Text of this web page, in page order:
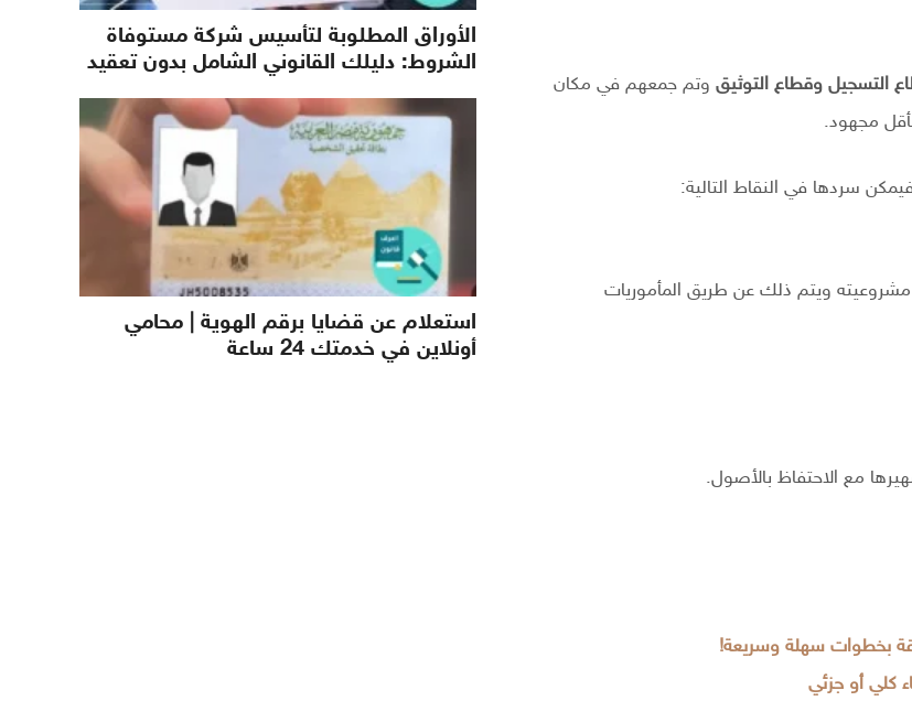
التسجيل وقطاع التوثيق وتم جمعهم في مكان
مجهود.
سردها في النقاط التالية:
مشروعيته ويتم ذلك عن طريق المأموريات
مع الاحتفاظ بالأصول.
بخطوات سهلة وسريعة!
الأوراق المطلوبة لتأسيس شركة مستوفاة
الشروط: دليلك القانوني الشامل بدون تعقيد
استعلام عن قضايا برقم الهوية | محامي
أونلاين في خدمتك 24 ساعة